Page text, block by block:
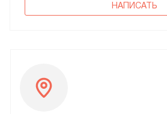
НАПИСАТЬ